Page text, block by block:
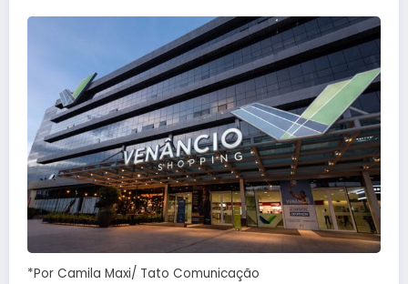
*Por Camila Maxi/ Tato Comunicação